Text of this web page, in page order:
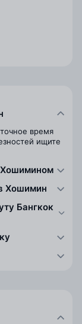
время
ищите
Хошимином
Хошимин
Бангкок